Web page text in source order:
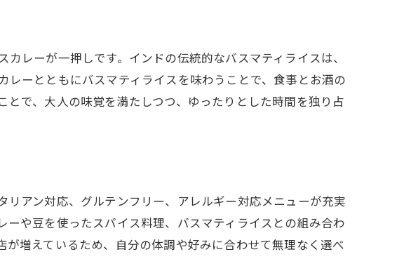
レーが一押しです。インドの伝統的なバスマティライスは、
ーとともにバスマティライスを味わうことで、食事とお酒の
で、大人の味覚を満たしつつ、ゆったりとした時間を独り占
アン対応、グルテンフリー、アレルギー対応メニューが充実
や豆を使ったスパイス料理、バスマティライスとの組み合わ
増えているため、自分の体調や好みに合わせて無理なく選べ